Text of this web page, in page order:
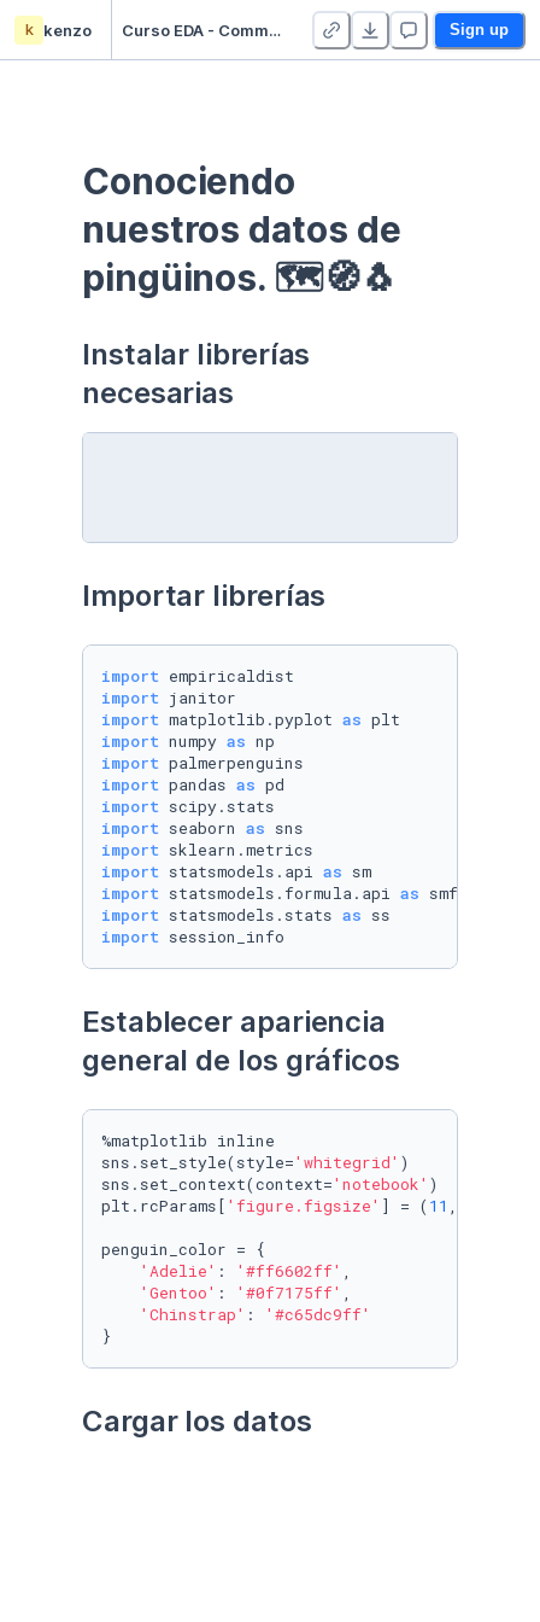
k kenzo Curso EDA - Communication - Duplicate Sign up
Conociendo
nuestros datos de
pingüinos. 🗺🧭🐧
Instalar librerías
necesarias
Importar librerías
import
import
import matplotlib.pyplot as
import numpy as
import
import pandas as
import
import seaborn as
import
import statsmodels.api as
import statsmodels.formula.api as
import statsmodels.stats as
import session_info
Establecer apariencia
general de los gráficos
%matplotlib inline
sns.set_style(style='whitegrid' )
sns.set_context(context='notebook' )
plt.rcParams[ 'figure.figsize' ] = ( 11 ,
penguin_color = {
'Adelie' : '#ff6602ff' ,
'Gentoo' : '#0f7175ff' ,
'Chinstrap' :
'#c65dc9ff'
}
Cargar los datos